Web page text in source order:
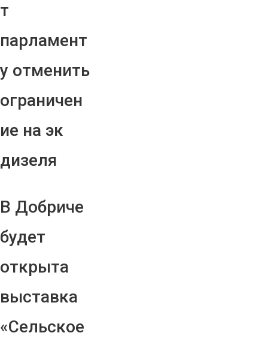
т
парламент
у отменить
ограничен
ие на эк
дизеля
В Добриче
будет
открыта
выставка
«Сельское